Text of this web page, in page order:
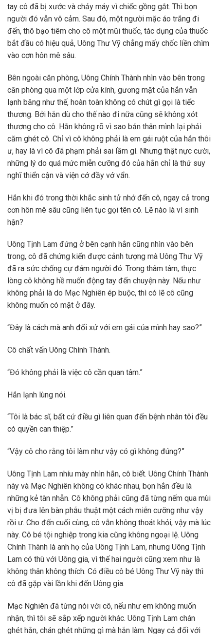
tay cô đã bị xước và chảy máy vì chiếc gồng gắt. Thì bọn
người đó vẫn vô cảm. Sau đó, một người mặc áo trắng đi
đến, thô bạo tiêm cho cô một mũi thuốc, tác dụng của thuốc
bắt đầu có hiệu quả, Uông Thư Vỹ chẳng mấy chốc liền chìm
vào cơn hôn mê sâu.
Bên ngoài căn phòng, Uông Chính Thành nhìn vào bên trong
căn phòng qua một lớp cửa kính, gương mặt của hắn vẫn
lạnh băng như thế, hoàn toàn không có chút gì gọi là tiếc
thương. Bởi hắn dù cho thế nào đi nữa cũng sẽ không xót
thương cho cô. Hắn không rõ vì sao bản thân mình lại phải
căm ghét cô. Chỉ vì cô không phải là em gái ruột của hắn thôi
ư, hay là vì cô đã phạm phải sai lầm gì. Nhưng thật nực cười,
những lý do quá mức miễn cưỡng đó của hắn chỉ là thứ suy
nghĩ thiển cận và viện cớ đầy vớ vẩn.
Hắn khi đó trong thời khắc sinh tử nhớ đến cô, ngay cả trong
cơn hôn mê sâu cũng liên tục gọi tên cô. Lẽ nào là vì sinh
hận?
Uông Tịnh Lam đứng ở bên cạnh hắn cũng nhìn vào bên
trong, cô đã chứng kiến được cảnh tượng mà Uông Thư Vỹ
đã ra sức chống cự đám người đó. Trong thâm tâm, thực
lòng cô không hề muốn động tay đến chuyện này. Nếu như
không phải là do Mạc Nghiên ép buộc, thì có lẽ cô cũng
không muốn có mặt ở đây.
“Đây là cách mà anh đối xử với em gái của mình hay sao?”
Cô chất vấn Uông Chính Thành.
“Đó không phải là việc cô cần quan tâm.”
Hắn lạnh lùng nói.
“Tôi là bác sĩ, bất cứ điều gì liên quan đến bệnh nhân tôi đều
có quyền can thiệp.”
“Vậy cô cho rằng tôi làm như vậy có gì không đúng?”
Uông Tịnh Lam nhíu mày nhìn hắn, cô biết. Uông Chính Thành
này và Mạc Nghiên không có khác nhau, bọn hắn đều là
những kẻ tàn nhẫn. Cô không phải cũng đã từng nếm qua mùi
vị bị đưa lên bàn phẫu thuật một cách miễn cưỡng như vậy
rồi ư. Cho đến cuối cùng, cô vẫn không thoát khỏi, vậy mà lúc
này. Cô bé tội nghiệp trong kia cũng không ngoại lệ. Uông
Chính Thành là anh họ của Uông Tịnh Lam, nhưng Uông Tịnh
Lam có thù với Uông gia, vì thế hai người cũng xem như là
không thân không thích. Có điều cô bé Uông Thư Vỹ này thì
cô đã gặp vài lần khi đến Uông gia.
Mạc Nghiên đã từng nói với cô, nếu như em không muốn
nhận, thì tôi sẽ sắp xếp người khác. Uông Tịnh Lam chán
ghét hắn, chán ghét những gì mà hắn làm. Ngay cả đối với